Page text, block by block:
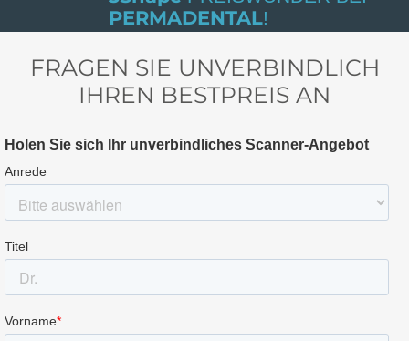
PERMADENTAL!
FRAGEN SIE UNVERBINDLICH
IHREN BESTPREIS AN